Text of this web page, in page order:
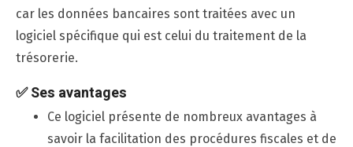
car les données bancaires sont traitées avec un
logiciel spécifique qui est celui du traitement de la
trésorerie.
✅Ses avantages
Ce logiciel présente de nombreux avantages à
savoir la facilitation des procédures fiscales et de